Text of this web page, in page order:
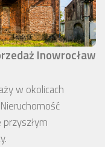
Inowrocław
w okolicach